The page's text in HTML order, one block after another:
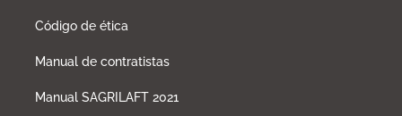
Código de ética
Manual de contratistas
Manual SAGRILAFT 2021